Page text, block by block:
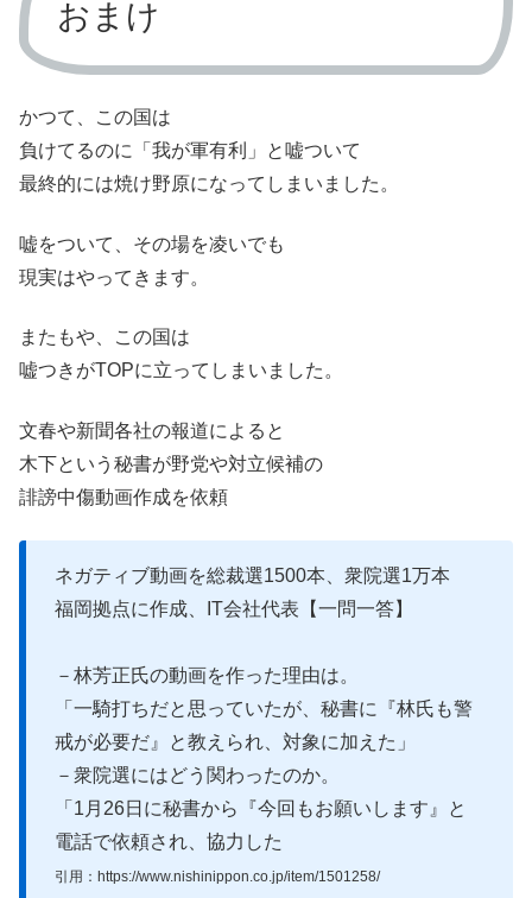
おまけ
かつて、この国は
負けてるのに「我が軍有利」と嘘ついて
最終的には焼け野原になってしまいました。
嘘をついて、その場を凌いでも
現実はやってきます。
またもや、この国は
嘘つきがTOPに立ってしまいました。
文春や新聞各社の報道によると
木下という秘書が野党や対立候補の
誹謗中傷動画作成を依頼
ネガティブ動画を総裁選1500本、衆院選1万本
福岡拠点に作成、IT会社代表【一問一答】
－林芳正氏の動画を作った理由は。
「一騎打ちだと思っていたが、秘書に『林氏も警
戒が必要だ』と教えられ、対象に加えた」
－衆院選にはどう関わったのか。
「1月26日に秘書から『今回もお願いします』と
電話で依頼され、協力した
引用：https://www.nishinippon.co.jp/item/1501258/